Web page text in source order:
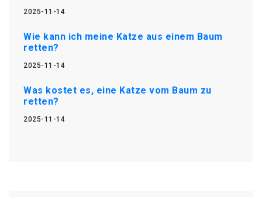
2025-11-14
Wie kann ich meine Katze aus einem Baum
retten?
2025-11-14
Was kostet es, eine Katze vom Baum zu
retten?
2025-11-14